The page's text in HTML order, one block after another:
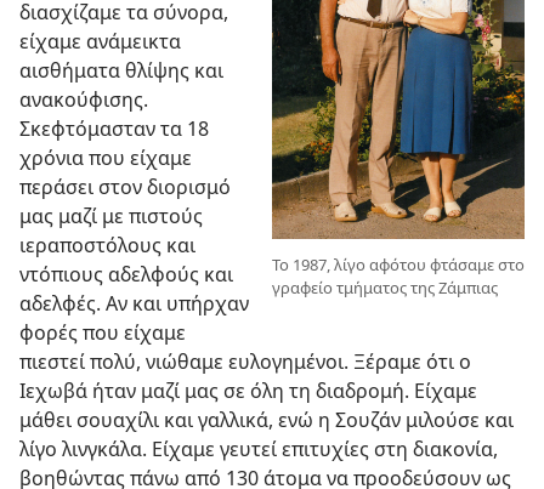
Το 1987, λίγο αφότου φτάσαμε στο
γραφείο τμήματος της Ζάμπιας
διασχίζαμε τα σύνορα,
είχαμε ανάμεικτα
αισθήματα θλίψης και
ανακούφισης.
Σκεφτόμασταν τα 18
χρόνια που είχαμε
περάσει στον διορισμό
μας μαζί με πιστούς
ιεραποστόλους και
ντόπιους αδελφούς και
αδελφές. Αν και υπήρχαν
φορές που είχαμε
πιεστεί πολύ, νιώθαμε ευλογημένοι. Ξέραμε ότι ο
Ιεχωβά ήταν μαζί μας σε όλη τη διαδρομή. Είχαμε
μάθει σουαχίλι και γαλλικά, ενώ η Σουζάν μιλούσε και
λίγο λινγκάλα. Είχαμε γευτεί επιτυχίες στη διακονία,
βοηθώντας πάνω από 130 άτομα να προοδεύσουν ως